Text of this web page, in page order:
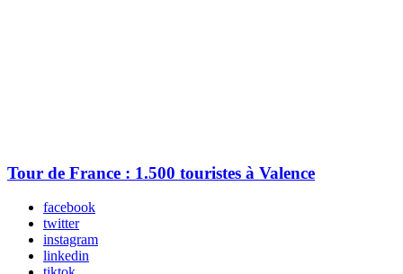
Tour de France : 1.500 touristes à Valence
facebook
twitter
instagram
linkedin